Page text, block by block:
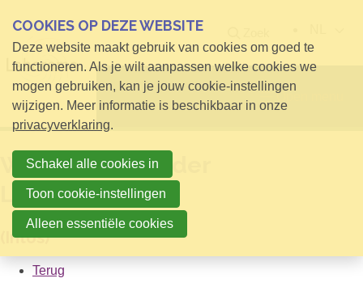
Open menu
Werkvoorbereider
Labmeubilair
(Intos)
Terug
COOKIES OP DEZE WEBSITE
Deze website maakt gebruik van cookies om goed te
functioneren. Als je wilt aanpassen welke cookies we
mogen gebruiken, kan je jouw cookie-instellingen
wijzigen. Meer informatie is beschikbaar in onze
privacyverklaring.
Schakel alle cookies in
Toon cookie-instellingen
Alleen essentiële cookies